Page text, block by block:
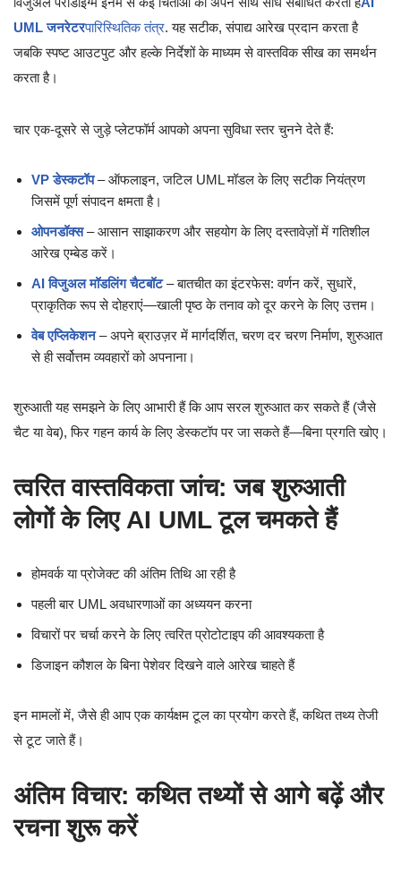
UML जनरेटरपारिस्थितिक तंत्र. यह सटीक, संपाद्य आरेख प्रदान करता है
जबकि स्पष्ट आउटपुट और हल्के निर्देशों के माध्यम से वास्तविक सीख का समर्थन
करता है।
चार एक-दूसरे से जुड़े प्लेटफॉर्म आपको अपना सुविधा स्तर चुनने देते हैं:
VP डेस्कटॉप– ऑफलाइन, जटिल UML मॉडल के लिए सटीक नियंत्रण
जिसमें पूर्ण संपादन क्षमता है।
ओपनडॉक्स– आसान साझाकरण और सहयोग के लिए दस्तावेज़ों में गतिशील
आरेख एम्बेड करें।
AI विजुअल मॉडलिंग चैटबॉट– बातचीत का इंटरफेस: वर्णन करें, सुधारें,
प्राकृतिक रूप से दोहराएं—खाली पृष्ठ के तनाव को दूर करने के लिए उत्तम।
वेब एप्लिकेशन– अपने ब्राउज़र में मार्गदर्शित, चरण दर चरण निर्माण, शुरुआत
से ही सर्वोत्तम व्यवहारों को अपनाना।
शुरुआती यह समझने के लिए आभारी हैं कि आप सरल शुरुआत कर सकते हैं (जैसे
चैट या वेब), फिर गहन कार्य के लिए डेस्कटॉप पर जा सकते हैं—बिना प्रगति खोए।
त्वरित वास्तविकता जांच: जब शुरुआती
लोगों के लिए AI UML टूल चमकते हैं
होमवर्क या प्रोजेक्ट की अंतिम तिथि आ रही है
पहली बार UML अवधारणाओं का अध्ययन करना
विचारों पर चर्चा करने के लिए त्वरित प्रोटोटाइप की आवश्यकता है
डिजाइन कौशल के बिना पेशेवर दिखने वाले आरेख चाहते हैं
इन मामलों में, जैसे ही आप एक कार्यक्षम टूल का प्रयोग करते हैं, कथित तथ्य तेजी
से टूट जाते हैं।
अंतिम विचार: कथित तथ्यों से आगे बढ़ें और
रचना शुरू करें